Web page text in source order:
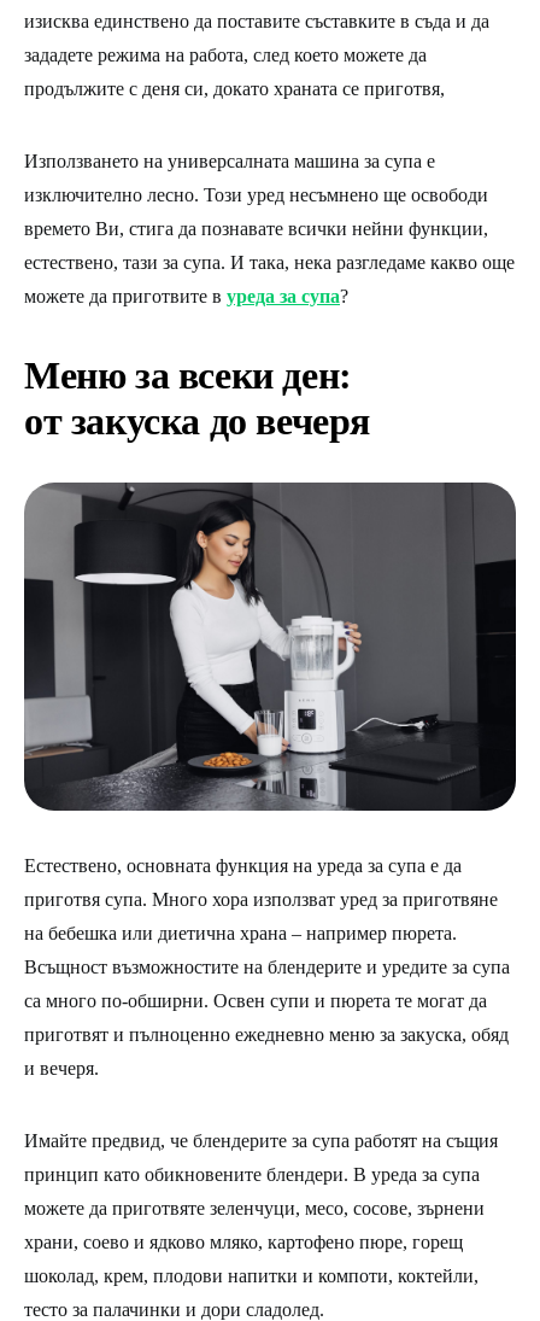
изисква единствено да поставите съставките в съда и да
зададете режима на работа, след което можете да
продължите с деня си, докато храната се приготвя,
Използването на универсалната машина за супа е
изключително лесно. Този уред несъмнено ще освободи
времето Ви, стига да познавате всички нейни функции,
естествено, тази за супа. И така, нека разгледаме какво още
можете да приготвите в уреда за супа?
Меню за всеки ден:
от закуска до вечеря
Естествено, основната функция на уреда за супа е да
приготвя супа. Много хора използват уред за приготвяне
на бебешка или диетична храна – например пюрета.
Всъщност възможностите на блендерите и уредите за супа
са много по-обширни. Освен супи и пюрета те могат да
приготвят и пълноценно ежедневно меню за закуска, обяд
и вечеря.
Имайте предвид, че блендерите за супа работят на същия
принцип като обикновените блендери. В уреда за супа
можете да приготвяте зеленчуци, месо, сосове, зърнени
храни, соево и ядково мляко, картофено пюре, горещ
шоколад, крем, плодови напитки и компоти, коктейли,
тесто за палачинки и дори сладолед.